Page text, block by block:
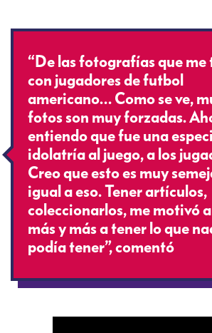
“De las fotografías que me
con jugadores de futbol
americano… Como se ve,
fotos son muy forzadas.
entiendo que fue una
idolatría al juego, a los
Creo que esto es muy
igual a eso. Tener artículos,
coleccionarlos, me motivó
más y más a tener lo que
podía tener”, comentó